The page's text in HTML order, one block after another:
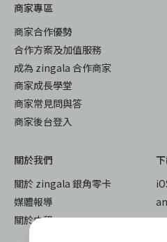
商家專區
商家合作優勢
合作方案及加值服務
成為 zingala 合作商家
商家成長學堂
商家常見問與答
商家後台登入
關於我們
關於 zingala 銀角零卡
媒體報導
關於中租